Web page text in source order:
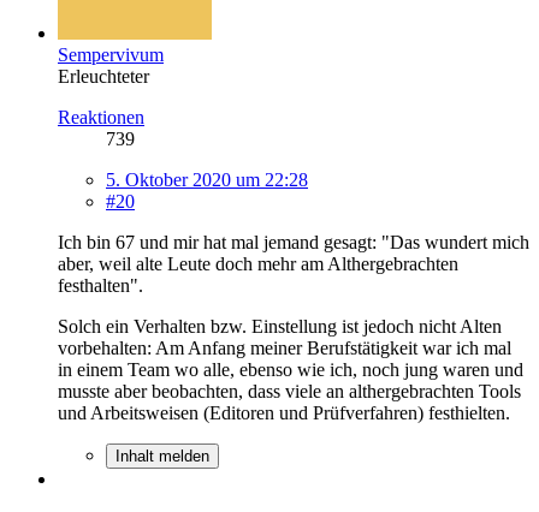
Sempervivum
Erleuchteter
Reaktionen
739
5. Oktober 2020 um 22:28
#20
Ich bin 67 und mir hat mal jemand gesagt: "Das wundert mich
aber, weil alte Leute doch mehr am Althergebrachten
festhalten".
Solch ein Verhalten bzw. Einstellung ist jedoch nicht Alten
vorbehalten: Am Anfang meiner Berufstätigkeit war ich mal
in einem Team wo alle, ebenso wie ich, noch jung waren und
musste aber beobachten, dass viele an althergebrachten Tools
und Arbeitsweisen (Editoren und Prüfverfahren) festhielten.
Inhalt melden